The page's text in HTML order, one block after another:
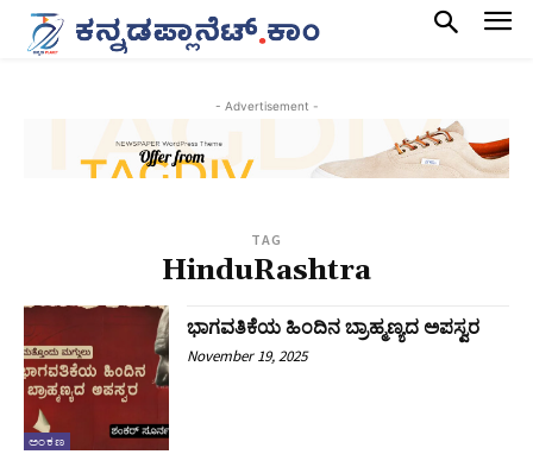
- Advertisement -
TAG
HinduRashtra
ಅಂಕಣ
ಭಾಗವತಿಕೆಯ ಹಿಂದಿನ ಬ್ರಾಹ್ಮಣ್ಯದ ಅಪಸ್ವರ
November 19, 2025